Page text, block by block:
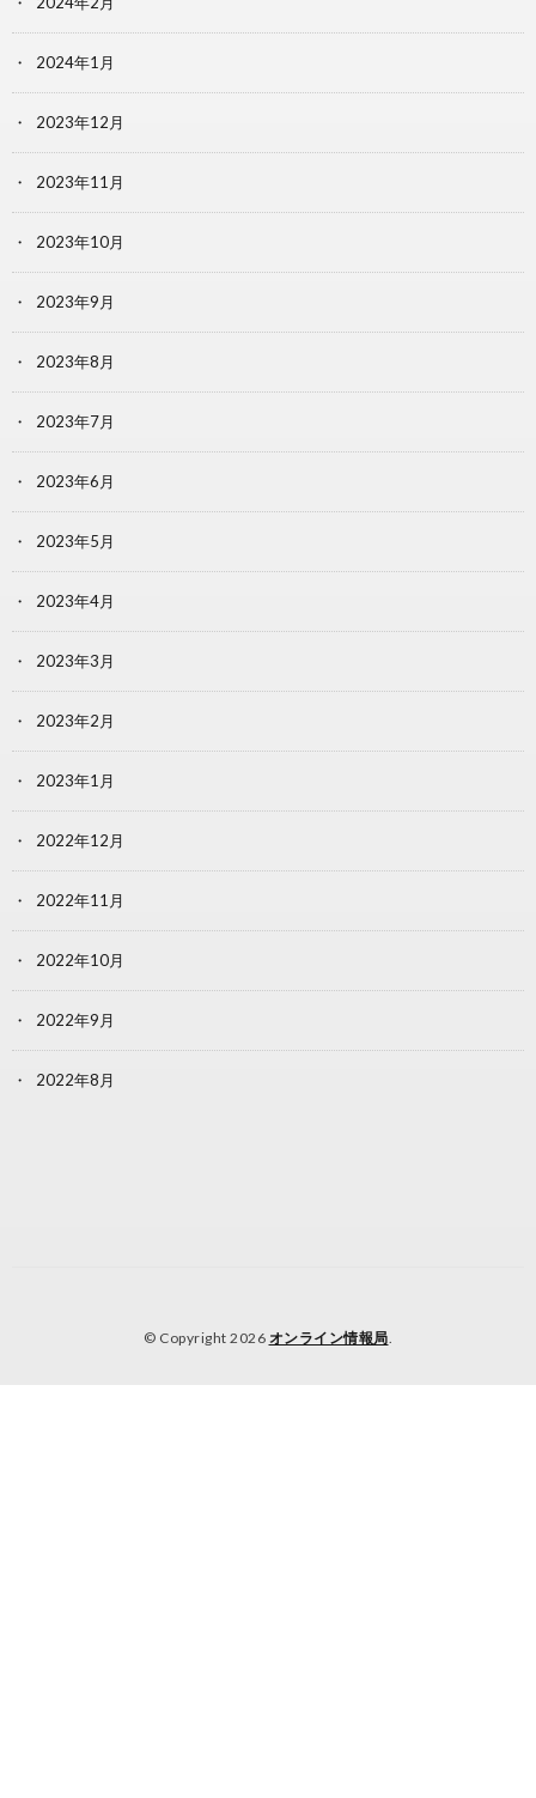
2024年1月
2023年12月
2023年11月
2023年10月
2023年9月
2023年8月
2023年7月
2023年6月
2023年5月
2023年4月
2023年3月
2023年2月
2023年1月
2022年12月
2022年11月
2022年10月
2022年9月
2022年8月
© Copyright 2026 オンライン情報局